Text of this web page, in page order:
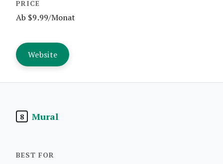
Ab $9.99/Monat
Website
8 Mural